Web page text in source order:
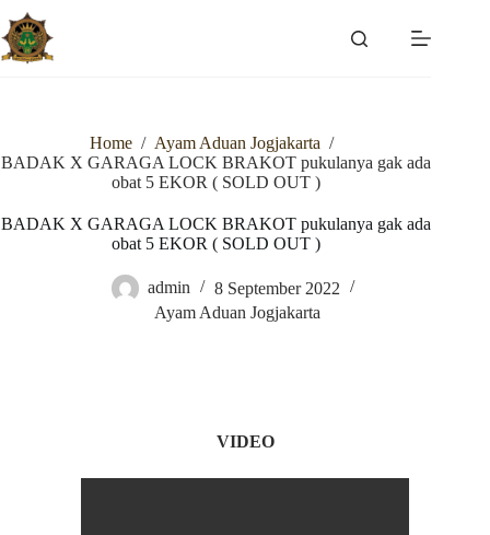
Skip
to
content
Home / Ayam Aduan Jogjakarta /
BADAK X GARAGA LOCK BRAKOT pukulanya gak ada
obat 5 EKOR ( SOLD OUT )
BADAK X GARAGA LOCK BRAKOT pukulanya gak ada
obat 5 EKOR ( SOLD OUT )
admin
8 September 2022
Ayam Aduan Jogjakarta
VIDEO